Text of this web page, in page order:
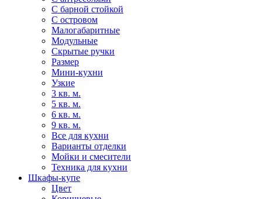
С барной стойкой
С островом
Малогабаритные
Модульные
Скрытые ручки
Размер
Мини-кухни
Узкие
3 кв. м.
5 кв. м.
6 кв. м.
9 кв. м.
Все для кухни
Варианты отделки
Мойки и смесители
Техника для кухни
Шкафы-купе
Цвет